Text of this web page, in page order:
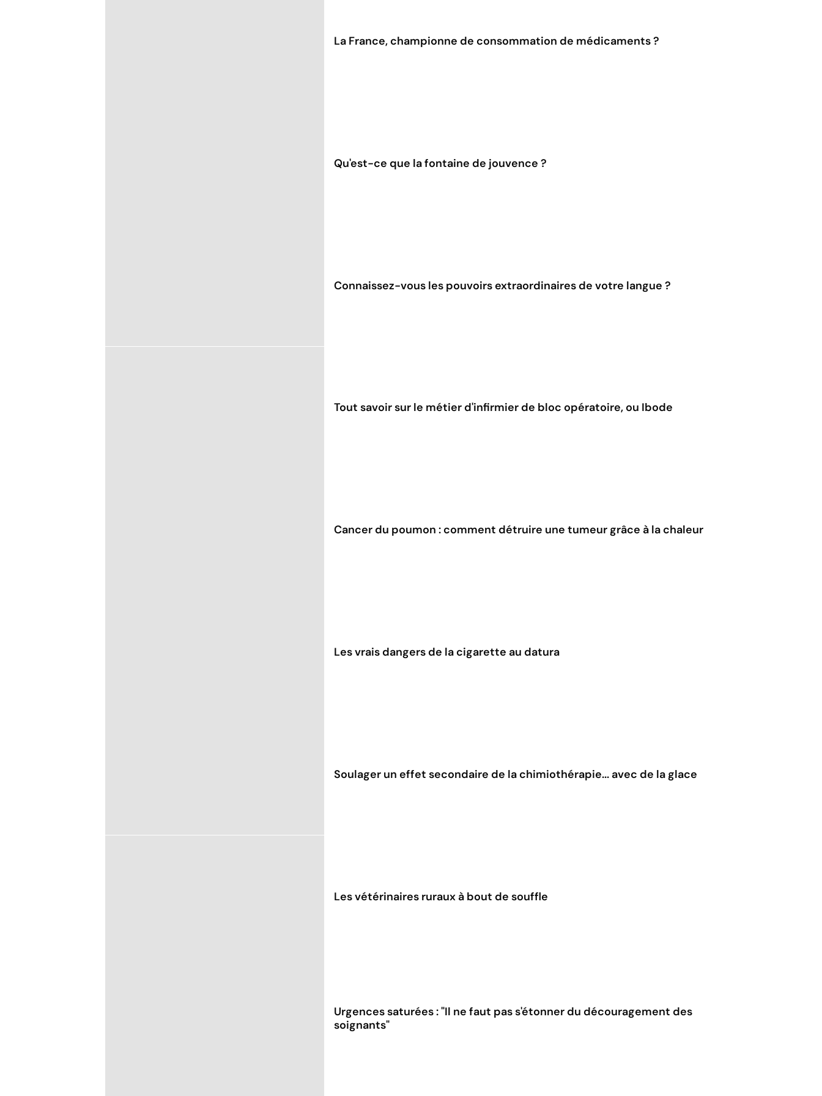
La France, championne de consommation de médicaments ?
Qu'est-ce que la fontaine de jouvence ?
Connaissez-vous les pouvoirs extraordinaires de votre langue ?
Tout savoir sur le métier d'infirmier de bloc opératoire, ou Ibode
Cancer du poumon : comment détruire une tumeur grâce à la chaleur
Les vrais dangers de la cigarette au datura
Soulager un effet secondaire de la chimiothérapie... avec de la glace
Les vétérinaires ruraux à bout de souffle
Urgences saturées : "Il ne faut pas s'étonner du découragement des
soignants"